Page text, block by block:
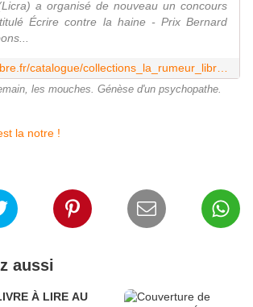
a organisé de nouveau un concours
Écrire contre la haine - Prix Bernard
https://larumeurlibre.fr/catalogue/collections_la_rumeur_libre/ecrire_contre_la_haine/ecrire_contre_la_haine_concours_de_nouvelles_de_la_licra_2024_laureats_concours_sur_manuscrit
les mouches. Génèse d'un psychopathe.
la notre !
aussi